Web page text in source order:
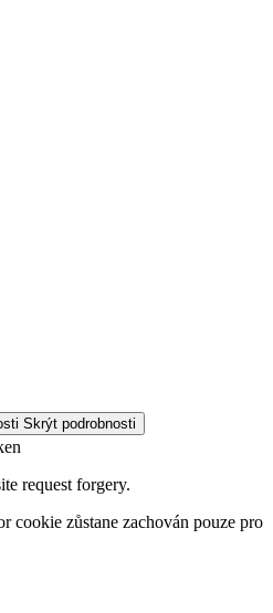
Skrýt podrobnosti
request forgery.
cookie zůstane zachován pouze pro